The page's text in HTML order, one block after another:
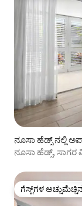
ನೂಸಾ ಹೆಡ್ಸ್ ನಲ್ಲಿ
ನೂಸಾ ಹೆಡ್ಸ್, ಸಾಗರ
ಗೆಸ್ಟ್‌ಗಳ
ಗೆಸ್ಟ್‌ಗಳ